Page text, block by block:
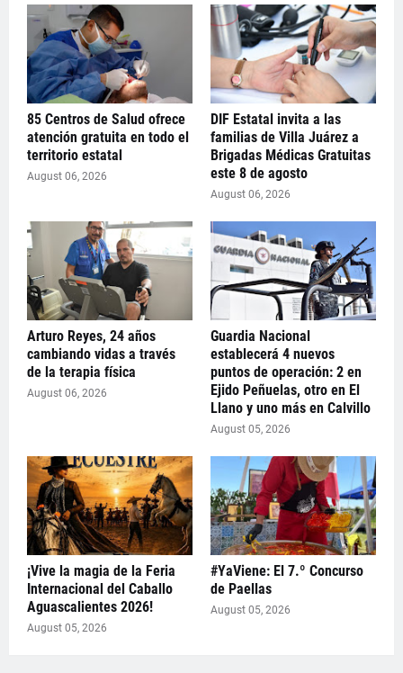
85 Centros de Salud ofrece
atención gratuita en todo el
territorio estatal
August 06, 2026
DIF Estatal invita a las
familias de Villa Juárez a
Brigadas Médicas Gratuitas
este 8 de agosto
August 06, 2026
Arturo Reyes, 24 años
cambiando vidas a través
de la terapia física
August 06, 2026
Guardia Nacional
establecerá 4 nuevos
puntos de operación: 2 en
Ejido Peñuelas, otro en El
Llano y uno más en Calvillo
August 05, 2026
¡Vive la magia de la Feria
Internacional del Caballo
Aguascalientes 2026!
August 05, 2026
#YaViene: El 7.º Concurso
de Paellas
August 05, 2026